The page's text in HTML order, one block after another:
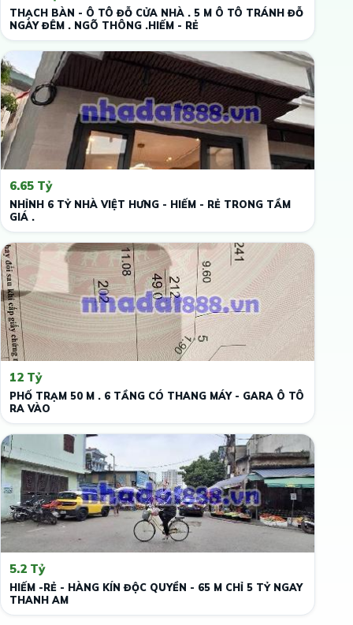
THẠCH BÀN - Ô TÔ ĐỖ CỬA NHÀ . 5 M Ô TÔ TRÁNH ĐỖ
NGÀY ĐÊM . NGÕ THÔNG .HIẾM - RẺ
6.65 Tỷ
NHỈNH 6 TỶ NHÀ VIỆT HƯNG - HIẾM - RẺ TRONG TẦM
GIÁ .
12 Tỷ
PHỐ TRẠM 50 M . 6 TẦNG CÓ THANG MÁY - GARA Ô TÔ
RA VÀO
5.2 Tỷ
HIẾM -RẺ - HÀNG KÍN ĐỘC QUYỀN - 65 M CHỈ 5 TỶ NGAY
THANH AM